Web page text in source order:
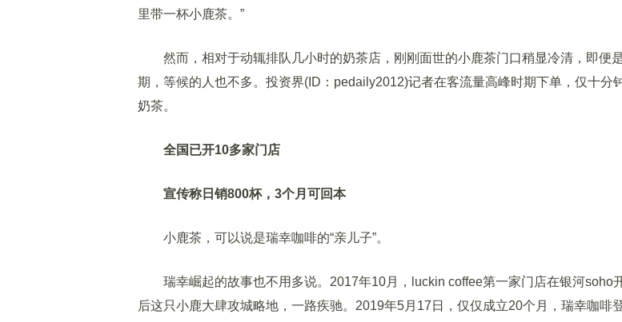
里带一杯小鹿茶。”
然而，相对于动辄排队几小时的奶茶店，刚刚面世的小鹿茶门口稍显冷清，即便
期，等候的人也不多。投资界(ID：pedaily2012)记者在客流量高峰时期下单，仅十分
奶茶。
全国已开10多家门店
宣传称日销800杯，3个月可回本
小鹿茶，可以说是瑞幸咖啡的“亲儿子”。
瑞幸崛起的故事也不用多说。2017年10月，luckin coffee第一家门店在银河soho
后这只小鹿大肆攻城略地，一路疾驰。2019年5月17日，仅仅成立20个月，瑞幸咖啡